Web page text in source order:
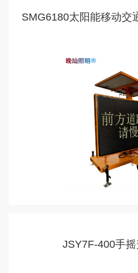
SMG6180太阳能移动交
JSY7F-400手